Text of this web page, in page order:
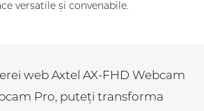
versatile și convenabile.
web Axtel AX-FHD Webcam
Pro, puteți transforma